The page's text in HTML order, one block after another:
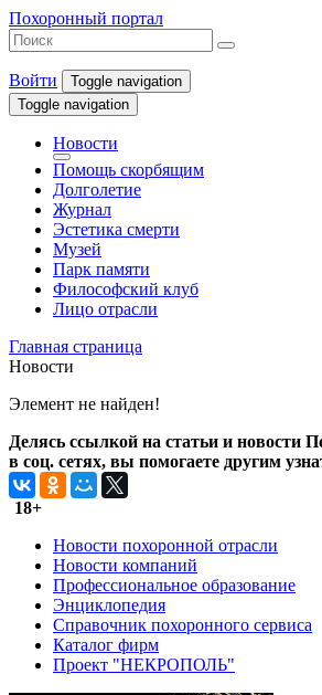
Похоронный портал
Войти
Toggle navigation
Toggle navigation
Новости
Помощь скорбящим
Долголетие
Журнал
Эстетика смерти
Музей
Парк памяти
Философский клуб
Лицо отрасли
Главная страница
Новости
Элемент не найден!
Делясь ссылкой на статьи и новости
в соц. сетях, вы помогаете другим
18+
Новости похоронной отрасли
Новости компаний
Профессиональное образование
Энциклопедия
Справочник похоронного сервиса
Каталог фирм
Проект "НЕКРОПОЛЬ"